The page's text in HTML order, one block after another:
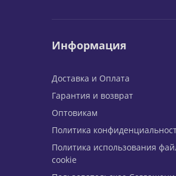
Информация
Доставка и Оплата
Гарантия и возврат
Оптовикам
Политика
Политика использования
cookie